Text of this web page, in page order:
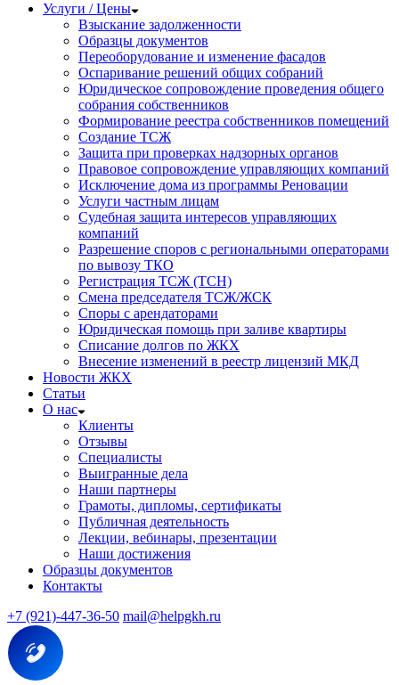
Услуги / Цены
Взыскание задолженности
Образцы документов
Переоборудование и изменение фасадов
Оспаривание решений общих собраний
Юридическое сопровождение проведения общего
собрания собственников
Формирование реестра собственников помещений
Создание ТСЖ
Защита при проверках надзорных органов
Правовое сопровождение управляющих компаний
Исключение дома из программы Реновации
Услуги частным лицам
Судебная защита интересов управляющих
компаний
Разрешение споров с региональными операторами
по вывозу ТКО
Регистрация ТСЖ (ТСН)
Смена председателя ТСЖ/ЖСК
Споры с арендаторами
Юридическая помощь при заливе квартиры
Списание долгов по ЖКХ
Внесение изменений в реестр лицензий МКД
Новости ЖКХ
Статьи
О нас
Клиенты
Отзывы
Специалисты
Выигранные дела
Наши партнеры
Грамоты, дипломы, сертификаты
Публичная деятельность
Лекции, вебинары, презентации
Наши достижения
Образцы документов
Контакты
+7 (921)-447-36-50 mail@helpgkh.ru